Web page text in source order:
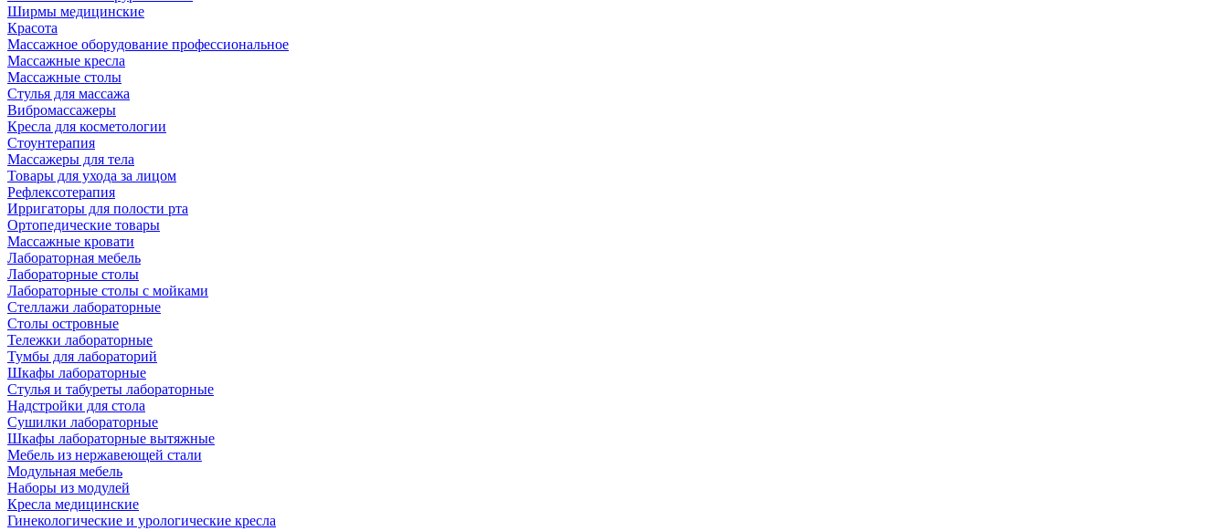
Ширмы медицинские
Красота
Массажное оборудование профессиональное
Массажные кресла
Массажные столы
Стулья для массажа
Вибромассажеры
Кресла для косметологии
Стоунтерапия
Массажеры для тела
Товары для ухода за лицом
Рефлексотерапия
Ирригаторы для полости рта
Ортопедические товары
Массажные кровати
Лабораторная мебель
Лабораторные столы
Лабораторные столы с мойками
Стеллажи лабораторные
Столы островные
Тележки лабораторные
Тумбы для лабораторий
Шкафы лабораторные
Стулья и табуреты лабораторные
Надстройки для стола
Сушилки лабораторные
Шкафы лабораторные вытяжные
Мебель из нержавеющей стали
Модульная мебель
Наборы из модулей
Кресла медицинские
Гинекологические и урологические кресла